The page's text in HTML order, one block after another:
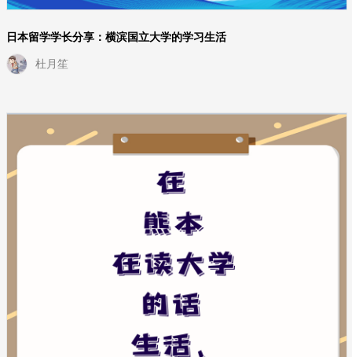
日本留学学长分享：横滨国立大学的学习生活
杜月笙